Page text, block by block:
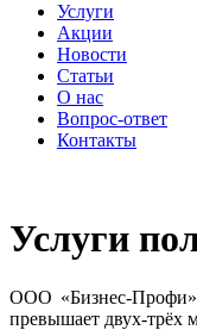
Услуги
Акции
Новости
Статьи
О нас
Вопрос-ответ
Контакты
Услуги
ООО «Бизнес-
превышает двух-трёх